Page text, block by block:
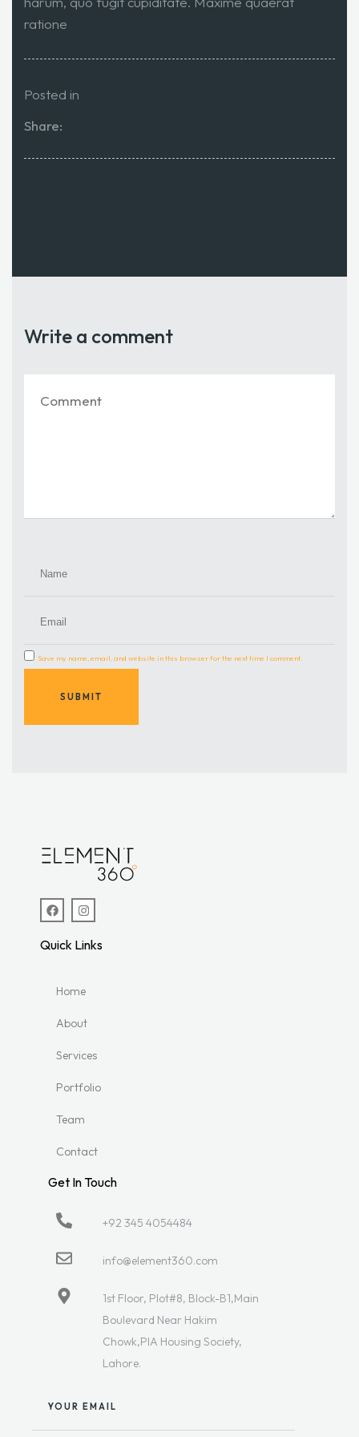
ratione
Posted in
Share:
Write a comment
Save my name, email, and website in this browser for the next time I comment.
SUBMIT
Quick Links
Home
About
Services
Portfolio
Team
Contact
Get In Touch
+92 345 4054484
info@element360.com
1st Floor, Plot#8, Block-B1,Main
Boulevard Near Hakim
Chowk,PIA Housing Society,
Lahore.
YOUR EMAIL